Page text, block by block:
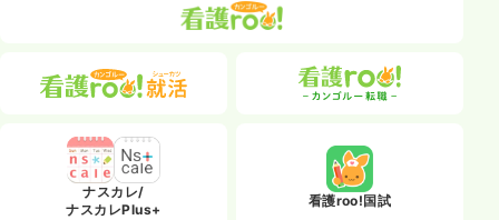
ナスカレ/
ナスカレPlus+
看護roo!国試